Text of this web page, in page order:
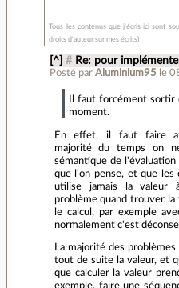
Tous les contenus que j'écris ici sont
droits d'auteur sur mes écrits)
[^] # Re: pour
Posté par Aluminium95 le
Il faut forcément sortir
moment.
En effet, il faut faire
majorité du temps on
sémantique de l'évaluation
que l'on pense, et que les
utilise jamais la valeur
problème quand trouver
le calcul, par exemple
normalement c'est
La majorité des
tout de suite la valeur, et
que calculer la valeur
exemple, faire une